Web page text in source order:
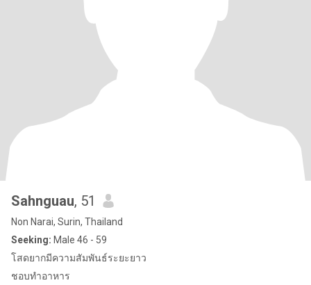
Sahnguau, 51
Non Narai, Surin, Thailand
Seeking: Male 46 - 59
โสดยากมีความสัมพันธ์ระยะยาว
ชอบทำอาหาร